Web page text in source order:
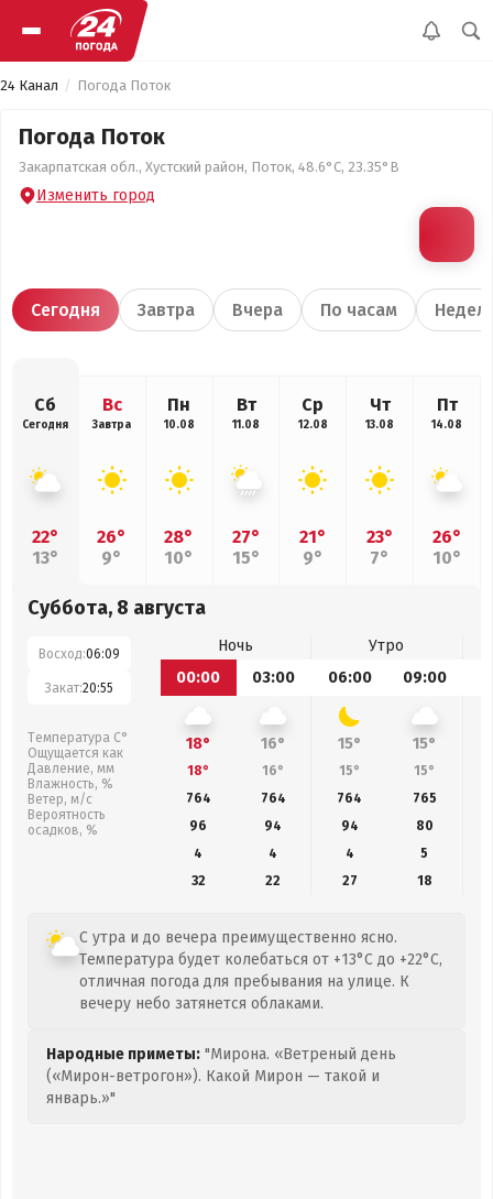
24 Канал Погода Поток
Погода Поток
Закарпатская обл., Хустский район, Поток, 48.6°С, 23.35°В
Изменить город
Сегодня Завтра Вчера По часам
Сб
Сегодня
22°
13°
Вс
Завтра
26°
9°
Пн
10.08
28°
10°
Вт
11.08
27°
15°
Ср
12.08
21°
9°
Чт
13.08
23°
7°
Пт
14.08
26°
10°
Суббота, 8 августа
Восход:06:09
Закат:20:55
Температура С°
Ощущается как
Давление, мм
Влажность, %
Ветер, м/с
Вероятность
осадков, %
Ночь
Утро
00:00
03:00 06:00 09:00
18° 16° 15° 15°
18° 16° 15° 15°
764
764 764 765
96
94 94 80
4
4 4
5
32
22 27 18
С утра и до вечера преимущественно ясно.
Температура будет колебаться от +13°C до +22°C,
отличная погода для пребывания на улице. К
вечеру небо затянется облаками.
Народные приметы: "Мирона. «Ветреный день
(«Мирон-ветрогон»). Какой Мирон — такой и
январь.»"